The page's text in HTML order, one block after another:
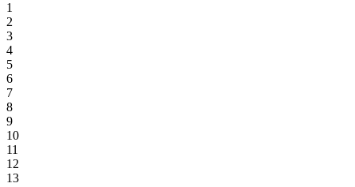
1
2
3
4
5
6
7
8
9
10
11
12
13